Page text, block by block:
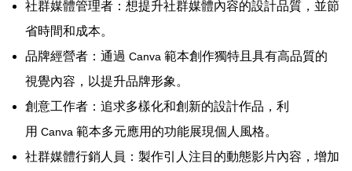
社群媒體管理者：想提升社群媒體內容的設計品質，並節
省時間和成本。
品牌經營者：通過 Canva 範本創作獨特且具有高品質的
視覺內容，以提升品牌形象。
創意工作者：追求多樣化和創新的設計作品，利
用 Canva 範本多元應用的功能展現個人風格。
社群媒體行銷人員：製作引人注目的動態影片內容，增加